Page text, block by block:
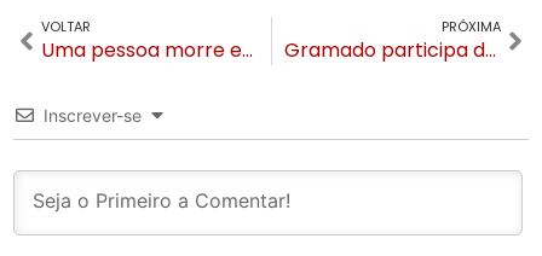
VOLTAR
Uma pessoa morre em incêndio que destruiu residência na madrugada em Gramado
PRÓXIMA
Gramado participa de capacitação para atuação em cenário de desastres
Inscrever-se